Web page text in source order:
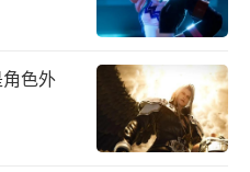
定，金条将在商城进
练任务、每日穿越重
任务、每周有约、每
动（魔狱风云、夺宝
色外